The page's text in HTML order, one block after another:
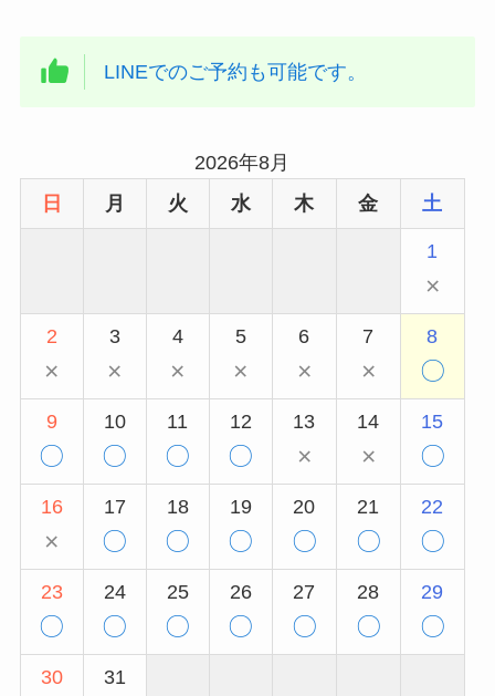
LINEでのご予約も可能です。
2026年8月
日
月 火 水 木 金 土
1
×
2
×
3
×
4
×
5
×
6
×
7
×
8
〇
9
〇
10
〇
11
〇
12
〇
13
×
14
×
15
〇
16
×
17
〇
18
〇
19
〇
20
〇
21
〇
22
〇
23
〇
24
〇
25
〇
26
〇
27
〇
28
〇
29
〇
30 31